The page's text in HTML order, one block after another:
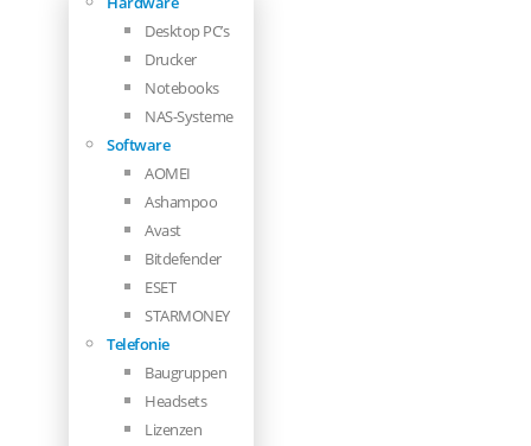
Desktop PC’s
Drucker
Notebooks
NAS-Systeme
Software
AOMEI
Ashampoo
Avast
Bitdefender
ESET
STARMONEY
Telefonie
Baugruppen
Headsets
Lizenzen